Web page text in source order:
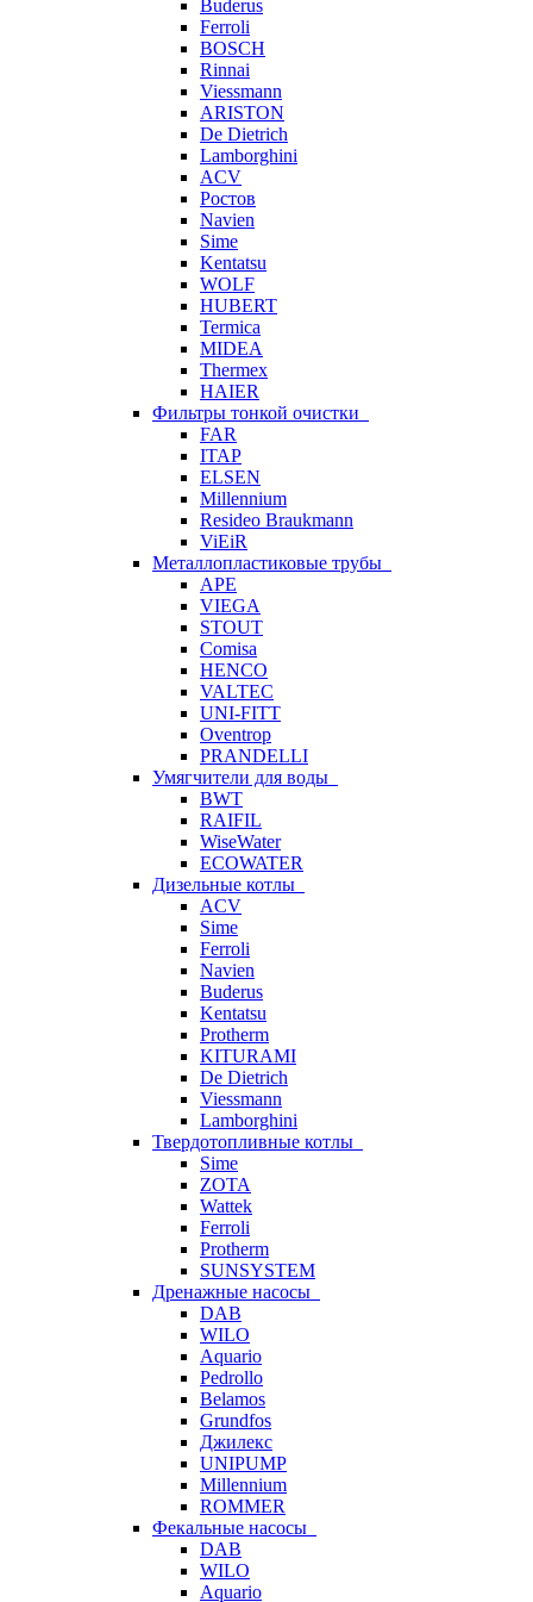
Buderus
Ferroli
BOSCH
Rinnai
Viessmann
ARISTON
De Dietrich
Lamborghini
ACV
Ростов
Navien
Sime
Kentatsu
WOLF
HUBERT
Termica
MIDEA
Thermex
HAIER
Фильтры тонкой очистки
FAR
ITAP
ELSEN
Millennium
Resideo Braukmann
ViEiR
Металлопластиковые трубы
APE
VIEGA
STOUT
Comisa
HENCO
VALTEC
UNI-FITT
Oventrop
PRANDELLI
Умягчители для воды
BWT
RAIFIL
WiseWater
ECOWATER
Дизельные котлы
ACV
Sime
Ferroli
Navien
Buderus
Kentatsu
Protherm
KITURAMI
De Dietrich
Viessmann
Lamborghini
Твердотопливные котлы
Sime
ZOTA
Wattek
Ferroli
Protherm
SUNSYSTEM
Дренажные насосы
DAB
WILO
Aquario
Pedrollo
Belamos
Grundfos
Джилекс
UNIPUMP
Millennium
ROMMER
Фекальные насосы
DAB
WILO
Aquario